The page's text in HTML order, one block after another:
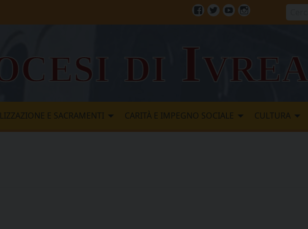
di Ivrea
E SACRAMENTI CARITÀ E IMPEGNO SOCIALE CULTURA